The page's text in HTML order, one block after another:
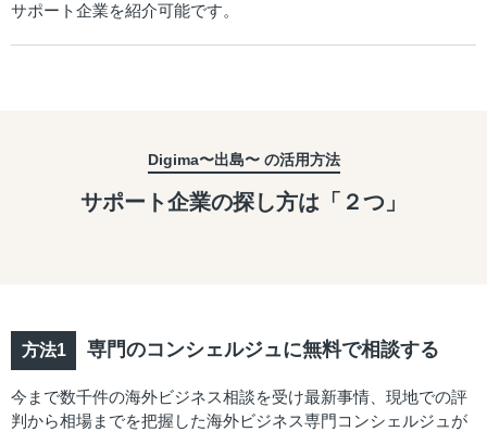
サポート企業を紹介可能です。
Digima〜出島〜 の活用方法
サポート企業の探し方は「２つ」
専門のコンシェルジュに無料で相談する
今まで数千件の海外ビジネス相談を受け最新事情、現地での評
判から相場までを把握した海外ビジネス専門コンシェルジュが